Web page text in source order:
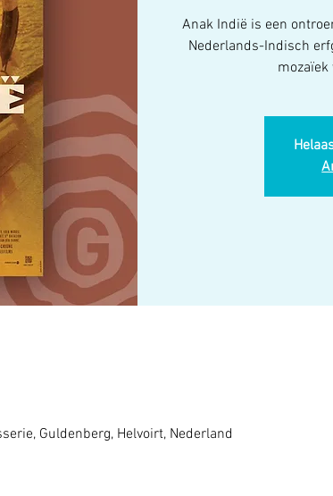
Anak Indië is een
Nederlands-Indisch
Guldenberg, Helvoirt, Nederland